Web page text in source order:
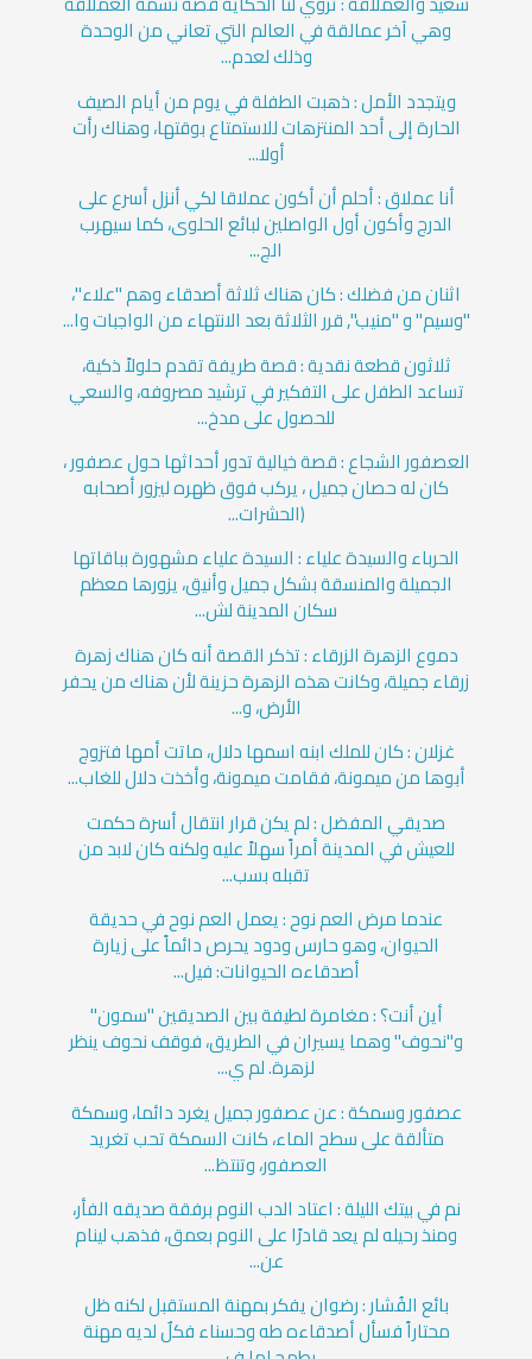
وهي آخر عمالقة في العالم التي تعاني من الوحدة
وذلك لعدم...
ويتجدد الأمل : ذهبت الطفلة في يوم من أيام الصيف
الحارة إلى أحد المنتزهات للاستمتاع بوقتها، وهناك رأت
أولا...
أنا عملاق : أحلم أن أكون عملاقا لكي أنزل أسرع على
الدرج وأكون أول الواصلين لبائع الحلوى، كما سيهرب
الج...
اثنان من فضلك : كان هناك ثلاثة أصدقاء وهم "علاء"،
"وسيم" و "منيب", قرر الثلاثة بعد الانتهاء من الواجبات وا...
ثلاثون قطعة نقدية : قصة طريفة تقدم حلولاً ذكية،
تساعد الطفل على التفكير في ترشيد مصروفه، والسعي
للحصول على مدخ...
العصفور الشجاع : قصة خيالية تدور أحداثها حول عصفور ،
كان له حصان جميل ، يركب فوق ظهره ليزور أصحابه
(الحشرات...
الحرباء والسيدة علياء : السيدة علياء مشهورة بباقاتها
الجميلة والمنسقة بشكل جميل وأنيق، يزورها معظم
سكان المدينة لش...
دموع الزهرة الزرقاء : تذكر القصة أنه كان هناك زهرة
زرقاء جميلة، وكانت هذه الزهرة حزينة لأن هناك من يحفر
الأرض، و...
غزلان : كان للملك ابنه اسمها دلال، ماتت أمها فتزوج
أبوها من ميمونة، فقامت ميمونة، وأخذت دلال للغاب...
صديقي المفضل : لم يكن قرار انتقال أسرة حكمت
للعيش في المدينة أمراً سهلاً عليه ولكنه كان لابد من
تقبله بسب...
عندما مرض العم نوح : يعمل العم نوح في حديقة
الحيوان، وهو حارس ودود يحرص دائماً على زيارة
أصدقاءه الحيوانات: فيل...
أين أنت؟ : مغامرة لطيفة بين الصديقين "سمون"
و"نحوف" وهما يسيران في الطريق، فوقف نحوف ينظر
لزهرة. لم ي...
عصفور وسمكة : عن عصفور جميل يغرد دائما، وسمكة
متألقة على سطح الماء، كانت السمكة تحب تغريد
العصفور، وتنتظ...
نم في بيتك الليلة : اعتاد الدب النوم برفقة صديقه الفأر،
ومنذ رحيله لم يعد قادرًا على النوم بعمق، فذهب لينام
عن...
بائع الفُشار : رضوان يفكر بمهنة المستقبل لكنه ظل
محتاراً فسأل أصدقاءه طه وحسناء فكلٌ لديه مهنة